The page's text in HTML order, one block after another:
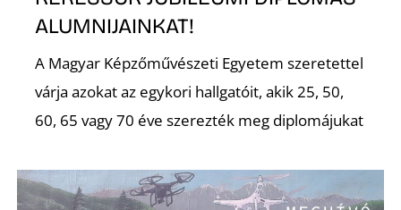
ALUMNIJAINKAT!
A Magyar Képzőművészeti Egyetem szeretettel
várja azokat az egykori hallgatóit, akik 25, 50,
60, 65 vagy 70 éve szerezték meg diplomájukat